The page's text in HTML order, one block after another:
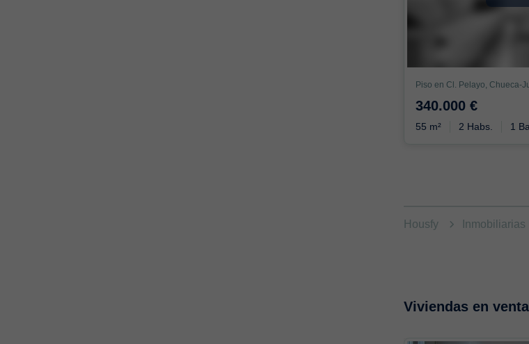
Piso en Cl. Pelayo, Chueca-
340.000 €
55 m² 2 Habs. 1
Housfy Inmobiliarias
Viviendas en